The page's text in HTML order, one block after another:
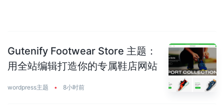
Gutenify Footwear Store 主题：
用全站编辑打造你的专属鞋店网站
wordpress主题 • 8小时前